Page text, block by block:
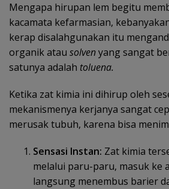
Mengapa hirupan lem begitu
kacamata kefarmasian,
kerap disalahgunakan itu
organik atau solvenyang sangat
satunya adalah toluena.
Ketika zat kimia ini dihirup oleh
mekanismenya kerjanya sangat
merusak tubuh, karena bisa
Sensasi Instan: Zat kimia
melalui paru-paru, masuk ke
langsung menembus barier